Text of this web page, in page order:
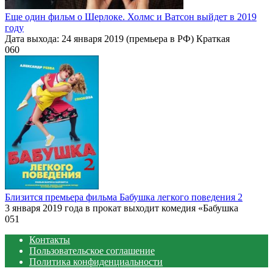
Еще один фильм о Шерлоке. Холмс и Ватсон выйдет в 2019
году
Дата выхода: 24 января 2019 (премьера в РФ) Краткая
060
Близится премьера фильма Бабушка легкого поведения 2
3 января 2019 года в прокат выходит комедия «Бабушка
051
Контакты
Пользовательское соглашение
Политика конфиденциальности